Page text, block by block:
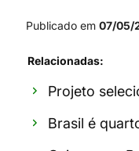
Publicado em 07/05/
Relacionadas:
Projeto
Brasil é